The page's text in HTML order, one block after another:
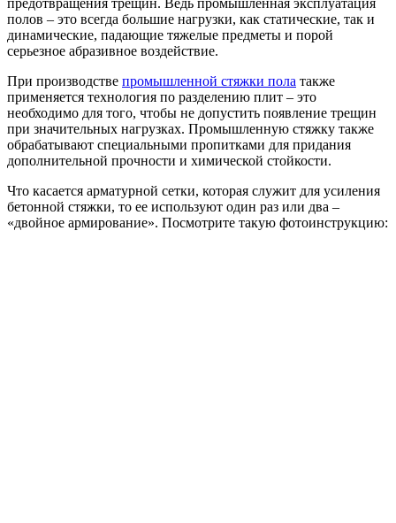
полов – это всегда большие нагрузки, как статические, так и
динамические, падающие тяжелые предметы и порой
серьезное абразивное воздействие.
При производстве промышленной стяжки пола также
применяется технология по разделению плит – это
необходимо для того, чтобы не допустить появление трещин
при значительных нагрузках. Промышленную стяжку также
обрабатывают специальными пропитками для придания
дополнительной прочности и химической стойкости.
Что касается арматурной сетки, которая служит для усиления
бетонной стяжки, то ее используют один раз или два –
«двойное армирование». Посмотрите такую фотоинструкцию: